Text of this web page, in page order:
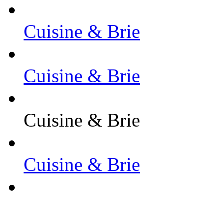
Cuisine & Brie
Cuisine & Brie
Cuisine & Brie
Cuisine & Brie